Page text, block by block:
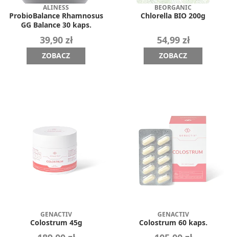
ALINESS
ProbioBalance Rhamnosus
GG Balance 30 kaps.
39,90 zł
ZOBACZ
BEORGANIC
Chlorella BIO 200g
54,99 zł
ZOBACZ
GENACTIV
Colostrum 45g
GENACTIV
Colostrum 60 kaps.